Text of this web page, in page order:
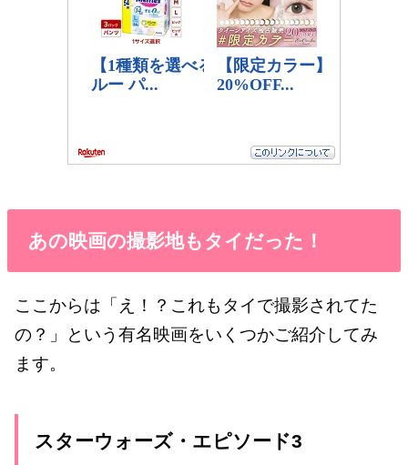
あの映画の撮影地もタイだった！
ここからは「え！？これもタイで撮影されてた
の？」という有名映画をいくつかご紹介してみ
ます。
スターウォーズ・エピソード3